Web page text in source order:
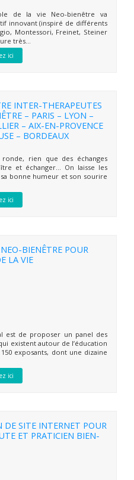
de la vie Neo-bienêtre va
innovant (inspiré de différents
Montessori, Freinet, Steiner
très...
ici
INTER-THERAPEUTES
– PARIS – LYON –
– AIX-EN-PROVENCE
– BORDEAUX
rien que des échanges
et échanger… On laisse les
bonne humeur et son sourire
ici
BIENÊTRE POUR
LA VIE
est de proposer un panel des
existent autour de l’éducation
exposants, dont une dizaine
ici
DE SITE INTERNET POUR
ET PRATICIEN BIEN-